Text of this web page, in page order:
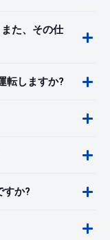
た、その仕
転しますか?
すか?